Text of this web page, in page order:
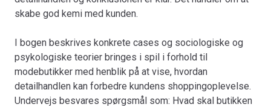
kommunikation.
Om forfatteren
Anja Falk Gaede er cand.mag. i Kommunikation fra
Aalborg Universitet 2006. I dag er hun konsulent og
arbejder med trendforskning, formidling og
kommunikation indenfor livsstilsbrancherne.
Bogen er en del af tilbuddet
Køb 3 Bøger - Betal For 2
skabe god kemi med kunden.
I bogen beskrives konkrete cases og sociologiske og
psykologiske teorier bringes i spil i forhold til
modebutikker med henblik på at vise, hvordan
detailhandlen kan forbedre kundens shoppingoplevelse.
Undervejs besvares spørgsmål som: Hvad skal butikken